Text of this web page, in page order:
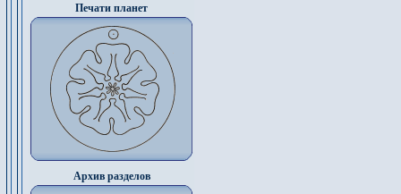
Печати планет
Архив разделов